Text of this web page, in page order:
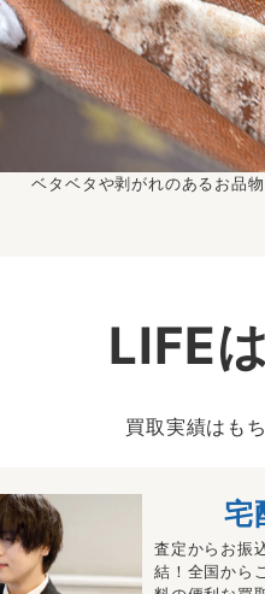
ベタベタや剥がれのあるお品物
LIFE
買取実績はも
宅
査定からお振
結！全国から